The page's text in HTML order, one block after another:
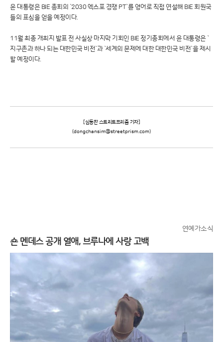
윤 대통령은 BIE 총회의 `2030 엑스포 경쟁 PT`를 영어로 직접 연설해 BIE 회원국
들의 표심을 얻을 예정이다.
11월 최종 개최지 발표 전 사실상 마지막 기회인 BIE 정기총회에서 윤 대통령은 `
지구촌과 하나 되는 대한민국 비전`과 `세계의 문제에 대한 대한민국 비전`을 제시
할 예정이다.
[심동찬 스트리트프리즘 기자]
(dongchansim@streetprism.com)
연예가소식
숀 멘데스 공개 열애, 브루나에 사랑 고백